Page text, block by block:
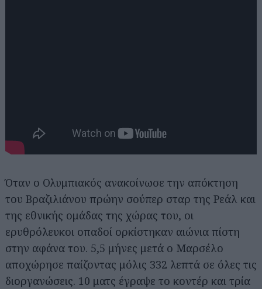
Όταν ο Ολυμπιακός ανακοίνωσε την απόκτηση
του Βραζιλιάνου πρώην σούπερ σταρ της Ρεάλ και
της εθνικής ομάδας της χώρας του, οι
ερυθρόλευκοι οπαδοί ορκίστηκαν αιώνια πίστη
στην αφάνα του. 5,5 μήνες μετά ο Μαρσέλο
αποχώρησε παίζοντας μόλις 332 λεπτά σε όλες τις
διοργανώσεις. 10 ματς έγραψε το κοντέρ και τρία